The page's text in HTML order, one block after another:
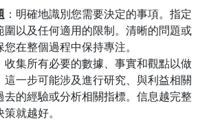
：明確地識別您需要決定的事項。指定
圍以及任何適用的限制。清晰的問題或
在整個過程中保持專注。
收集所有必要的數據、事實和觀點以做
這一步可能涉及進行研究、與利益相關
去的經驗或分析相關指標。信息越完整
就越好。